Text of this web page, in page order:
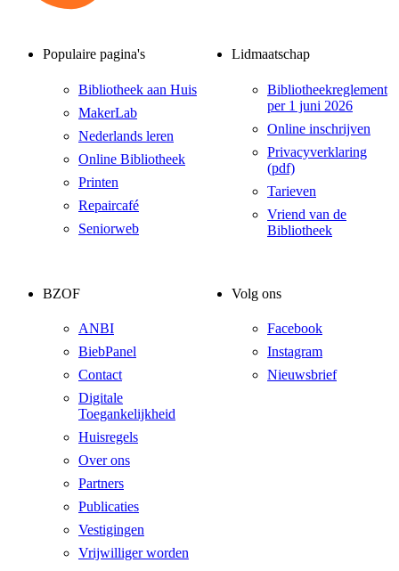
Populaire pagina's
Bibliotheek aan Huis
MakerLab
Nederlands leren
Online Bibliotheek
Printen
Repaircafé
Seniorweb
Lidmaatschap
Bibliotheekreglement
per 1 juni 2026
Online inschrijven
Privacyverklaring
(pdf)
Tarieven
Vriend van de
Bibliotheek
BZOF
ANBI
BiebPanel
Contact
Digitale
Toegankelijkheid
Huisregels
Over ons
Partners
Publicaties
Vestigingen
Vrijwilliger worden
Volg ons
Facebook
Instagram
Nieuwsbrief